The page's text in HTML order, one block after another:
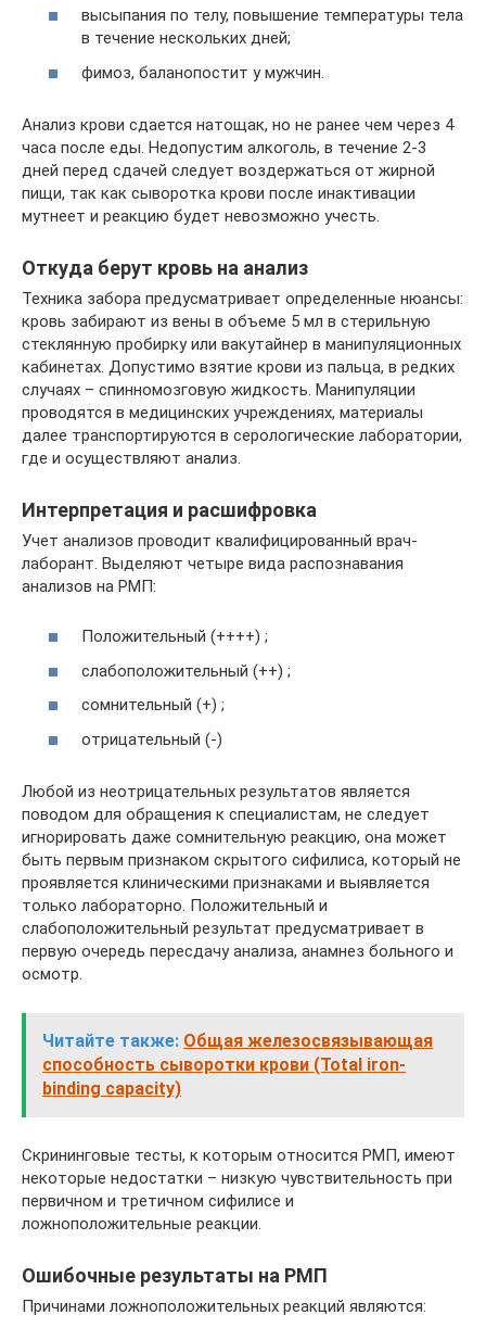
высыпания по телу, повышение температуры тела
в течение нескольких дней;
фимоз, баланопостит у мужчин.
Анализ крови сдается натощак, но не ранее чем через 4
часа после еды. Недопустим алкоголь, в течение 2-3
дней перед сдачей следует воздержаться от жирной
пищи, так как сыворотка крови после инактивации
мутнеет и реакцию будет невозможно учесть.
Откуда берут кровь на анализ
Техника забора предусматривает определенные нюансы:
кровь забирают из вены в объеме 5 мл в стерильную
стеклянную пробирку или вакутайнер в манипуляционных
кабинетах. Допустимо взятие крови из пальца, в редких
случаях – спинномозговую жидкость. Манипуляции
проводятся в медицинских учреждениях, материалы
далее транспортируются в серологические лаборатории,
где и осуществляют анализ.
Интерпретация и расшифровка
Учет анализов проводит квалифицированный врач-
лаборант. Выделяют четыре вида распознавания
анализов на РМП:
Положительный (++++) ;
слабоположительный (++) ;
сомнительный (+) ;
отрицательный (-)
Любой из неотрицательных результатов является
поводом для обращения к специалистам, не следует
игнорировать даже сомнительную реакцию, она может
быть первым признаком скрытого сифилиса, который не
проявляется клиническими признаками и выявляется
только лабораторно. Положительный и
слабоположительный результат предусматривает в
первую очередь пересдачу анализа, анамнез больного и
осмотр.
Читайте также: Общая железосвязывающая
способность сыворотки крови (Total iron-
binding capacity)
Скрининговые тесты, к которым относится РМП, имеют
некоторые недостатки – низкую чувствительность при
первичном и третичном сифилисе и
ложноположительные реакции.
Ошибочные результаты на РМП
Причинами ложноположительных реакций являются: